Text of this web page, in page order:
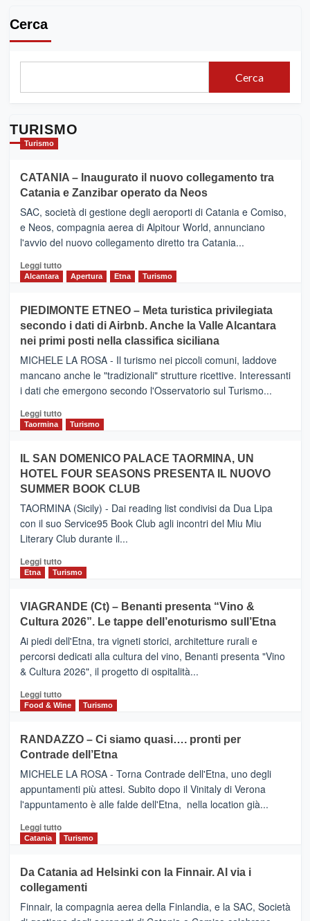
Cerca
Cerca
TURISMO
Turismo
CATANIA – Inaugurato il nuovo collegamento tra
Catania e Zanzibar operato da Neos
SAC, società di gestione degli aeroporti di Catania e Comiso,
e Neos, compagnia aerea di Alpitour World, annunciano
l'avvio del nuovo collegamento diretto tra Catania...
Leggi tuttoLeggi
CATANIA
–
Inaugurato
il
nuovo
collegamento
tra
e
Zanzibar
da
Neos
Alcantara Apertura Etna Turismo
PIEDIMONTE ETNEO – Meta turistica privilegiata
secondo i dati di Airbnb. Anche la Valle Alcantara
nei primi posti nella classifica siciliana
MICHELE LA ROSA - Il turismo nei piccoli comuni, laddove
mancano anche le "tradizionali" strutture ricettive. Interessanti
i dati che emergono secondo l'Osservatorio sul Turismo...
Leggi tuttoLeggi
PIEDIMONTE
ETNEO
–
Meta
turistica
privilegiata
secondo
dati
di
Anche
la
Alcantara
nei
primi
nella
classifica
Taormina Turismo
IL SAN DOMENICO PALACE TAORMINA, UN
HOTEL FOUR SEASONS PRESENTA IL NUOVO
SUMMER BOOK CLUB
TAORMINA (Sicily) - Dai reading list condivisi da Dua Lipa
con il suo Service95 Book Club agli incontri del Miu Miu
Literary Club durante il...
Leggi tuttoLeggi
di
IL
SAN
DOMENICO
PALACE
TAORMINA,
UN
HOTEL
FOUR
IL
NUOVO
SUMMER
CLUB
Etna Turismo
VIAGRANDE (Ct) – Benanti presenta “Vino &
Cultura 2026”. Le tappe dell’enoturismo sull’Etna
Ai piedi dell'Etna, tra vigneti storici, architetture rurali e
percorsi dedicati alla cultura del vino, Benanti presenta "Vino
& Cultura 2026", il progetto di ospitalità...
Leggi tuttoLeggi
di
VIAGRANDE
(Ct)
–
Benanti
presenta
“Vino
&
Cultura
tappe
dell’enoturismo
Food & Wine Turismo
RANDAZZO – Ci siamo quasi…. pronti per
Contrade dell’Etna
MICHELE LA ROSA - Torna Contrade dell'Etna, uno degli
appuntamenti più attesi. Subito dopo il Vinitaly di Verona
l'appuntamento è alle falde dell'Etna, nella location già...
Leggi tuttoLeggi
di
RANDAZZO
–
Ci
siamo
Catania Turismo
Da Catania ad Helsinki con la Finnair. Al via i
collegamenti
Finnair, la compagnia aerea della Finlandia, e la SAC, Società